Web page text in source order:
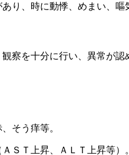
り、時に動悸、めまい、
察を十分に行い、異常が
そう痒等。
ＳＴ上昇、ＡＬＴ上昇等）。